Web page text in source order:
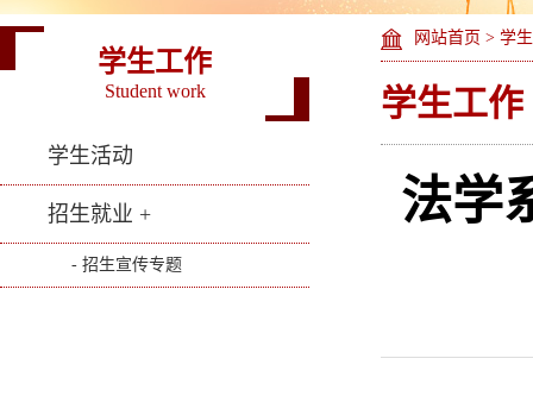
学生工作
Student work
学生活动
招生就业 +
- 招生宣传专题
网站首页 > 学
学生工作
法学